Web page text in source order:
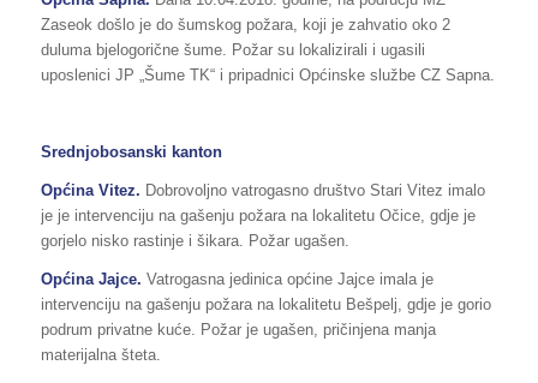
Zaseok došlo je do šumskog požara, koji je zahvatio oko 2
duluma bjelogorične šume. Požar su lokalizirali i ugasili
uposlenici JP „Šume TK“ i pripadnici Općinske službe CZ Sapna.
Srednjobosanski kanton
Općina Vitez. Dobrovoljno vatrogasno društvo Stari Vitez imalo
je je intervenciju na gašenju požara na lokalitetu Očice, gdje je
gorjelo nisko rastinje i šikara. Požar ugašen.
Općina Jajce. Vatrogasna jedinica općine Jajce imala je
intervenciju na gašenju požara na lokalitetu Bešpelj, gdje je gorio
podrum privatne kuće. Požar je ugašen, pričinjena manja
materijalna šteta.